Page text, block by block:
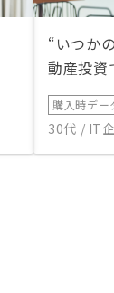
“いつか
動産投資
購入時デー
30代 / IT